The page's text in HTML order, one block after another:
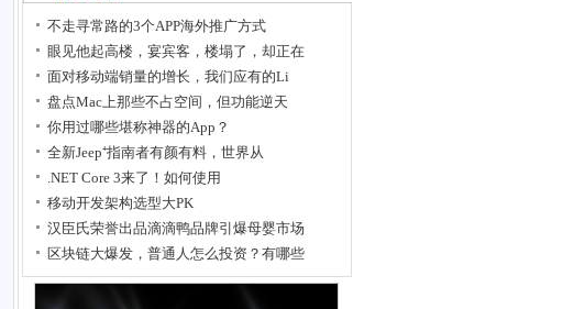
不走寻常路的3个APP海外推广方式
眼见他起高楼，宴宾客，楼塌了，却正在
面对移动端销量的增长，我们应有的Li
盘点Mac上那些不占空间，但功能逆天
你用过哪些堪称神器的App？
全新Jeep⁺指南者有颜有料，世界从
.NET Core 3来了！如何使用
移动开发架构选型大PK
汉臣氏荣誉出品滴滴鸭品牌引爆母婴市场
区块链大爆发，普通人怎么投资？有哪些